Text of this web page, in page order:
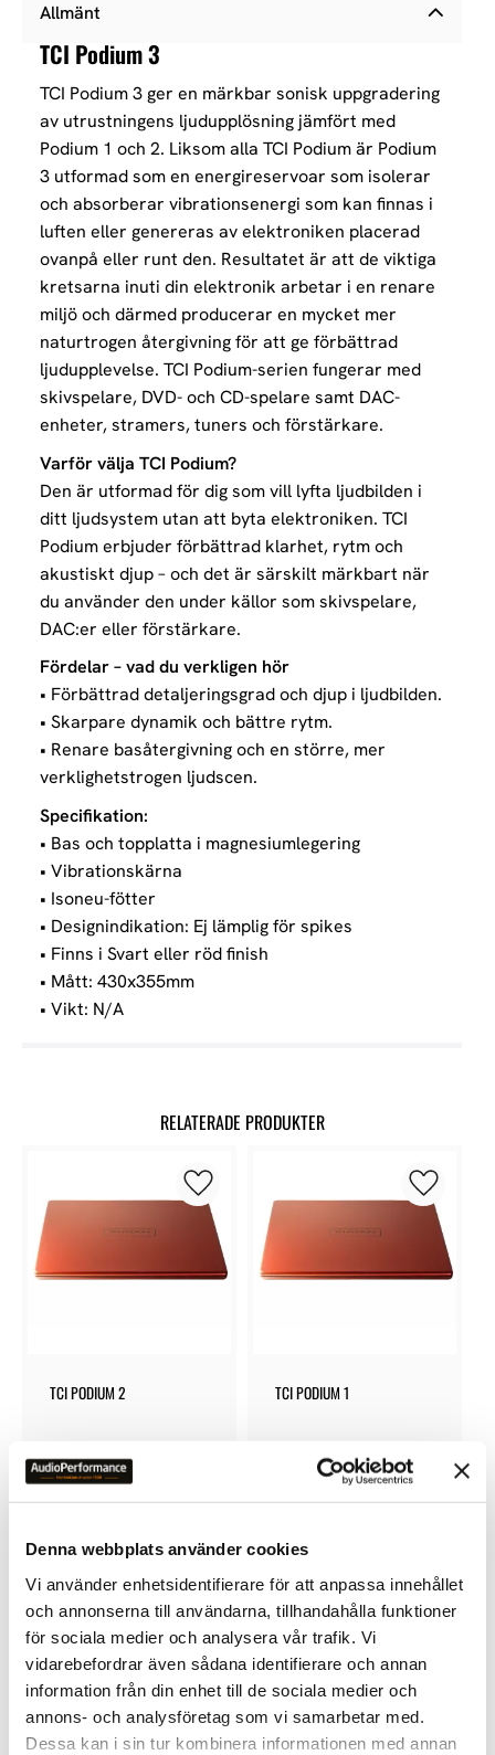
Denna webbplats använder cookies
Vi använder enhetsidentifierare för att anpassa innehållet
och annonserna till användarna, tillhandahålla funktioner
för sociala medier och analysera vår trafik. Vi
vidarebefordrar även sådana identifierare och annan
information från din enhet till de sociala medier och
annons- och analysföretag som vi samarbetar med.
Dessa kan i sin tur kombinera informationen med annan
Allmänt
TCI Podium 3
TCI Podium 3 ger en märkbar sonisk uppgradering
av utrustningens ljudupplösning jämfört med
Podium 1 och 2. Liksom alla TCI Podium är Podium
3 utformad som en energireservoar som isolerar
och absorberar vibrationsenergi som kan finnas i
luften eller genereras av elektroniken placerad
ovanpå eller runt den. Resultatet är att de viktiga
kretsarna inuti din elektronik arbetar i en renare
miljö och därmed producerar en mycket mer
naturtrogen återgivning för att ge förbättrad
ljudupplevelse. TCI Podium-serien fungerar med
skivspelare, DVD- och CD-spelare samt DAC-
enheter, stramers, tuners och förstärkare.
Varför välja TCI Podium?
Den är utformad för dig som vill lyfta ljudbilden i
ditt ljudsystem utan att byta elektroniken. TCI
Podium erbjuder förbättrad klarhet, rytm och
akustiskt djup – och det är särskilt märkbart när
du använder den under källor som skivspelare,
DAC:er eller förstärkare.
Fördelar – vad du verkligen hör
• Förbättrad detaljeringsgrad och djup i ljudbilden.
• Skarpare dynamik och bättre rytm.
• Renare basåtergivning och en större, mer
verklighetstrogen ljudscen.
Specifikation:
• Bas och topplatta i magnesiumlegering
• Vibrationskärna
• Isoneu-fötter
• Designindikation: Ej lämplig för spikes
• Finns i Svart eller röd finish
• Mått: 430x355mm
• Vikt: N/A
OMDÖMEN
RELATERADE PRODUKTER
TCI PODIUM 2
4 990kr
Lägg till i favoriter
TCI PODIUM 1
3 290kr
Lägg till